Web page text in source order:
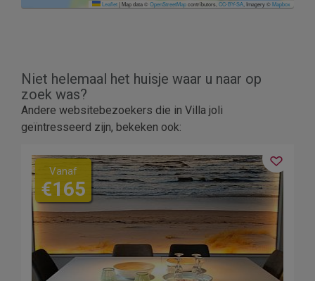
Leaflet|Map data ©OpenStreetMapcontributors,CC-BY-SA, Imagery ©Mapbox
Niet helemaal het huisje waar u naar op
zoek was?
Andere websitebezoekers die in Villa joli
geïntresseerd zijn, bekeken ook:
Vanaf
€165